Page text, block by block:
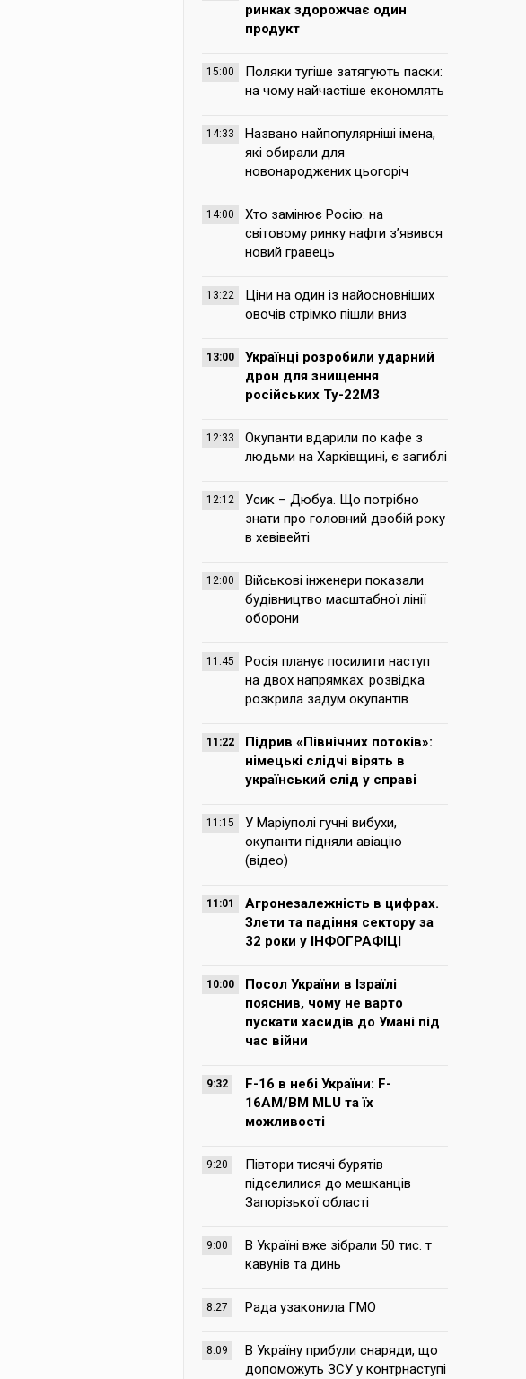
ринках здорожчає один
продукт
15:00
Поляки тугіше затягують паски:
на чому найчастіше економлять
14:33
Названо найпопулярніші імена,
які обирали для
новонароджених цьогоріч
14:00
Хто замінює Росію: на
світовому ринку нафти з’явився
новий гравець
13:22
Ціни на один із найосновніших
овочів стрімко пішли вниз
13:00
Українці розробили ударний
дрон для знищення
російських Ту-22М3
12:33
Окупанти вдарили по кафе з
людьми на Харківщині, є загиблі
12:12
Усик – Дюбуа. Що потрібно
знати про головний двобій року
в хевівейті
12:00
Військові інженери показали
будівництво масштабної лінії
оборони
11:45
Росія планує посилити наступ
на двох напрямках: розвідка
розкрила задум окупантів
11:22
Підрив «Північних потоків»:
німецькі слідчі вірять в
український слід у справі
11:15
У Маріуполі гучні вибухи,
окупанти підняли авіацію
(відео)
11:01
Агронезалежність в цифрах.
Злети та падіння сектору за
32 роки у ІНФОГРАФІЦІ
10:00
Посол України в Ізраїлі
пояснив, чому не варто
пускати хасидів до Умані під
час війни
9:32
F-16 в небі України: F-
16AM/BM MLU та їх
можливості
9:20
Півтори тисячі бурятів
підселилися до мешканців
Запорізької області
9:00
В Україні вже зібрали 50 тис. т
кавунів та динь
8:27 Рада узаконила ГМО
8:09
В Україну прибули снаряди, що
допоможуть ЗСУ у контрнаступі